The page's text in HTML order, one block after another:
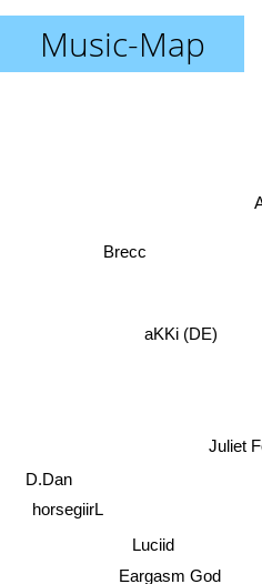
Music-Map
Juliet
Eargasm God
aKKi (DE)
Brecc
Luciid
D.Dan
horsegiirL